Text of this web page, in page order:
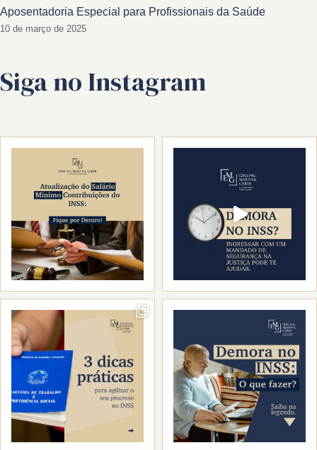
Aposentadoria Especial para Profissionais da Saúde
10 de março de 2025
Siga no Instagram